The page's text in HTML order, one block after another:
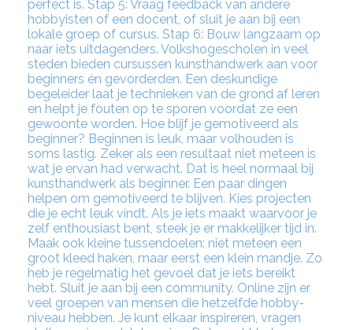
perfect is. Stap 5: Vraag feedback van andere
hobbyisten of een docent, of sluit je aan bij een
lokale groep of cursus. Stap 6: Bouw langzaam op
naar iets uitdagenders. Volkshogescholen in veel
steden bieden cursussen kunsthandwerk aan voor
beginners én gevorderden. Een deskundige
begeleider laat je technieken van de grond af leren
en helpt je fouten op te sporen voordat ze een
gewoonte worden. Hoe blijf je gemotiveerd als
beginner? Beginnen is leuk, maar volhouden is
soms lastig. Zeker als een resultaat niet meteen is
wat je ervan had verwacht. Dat is heel normaal bij
kunsthandwerk als beginner. Een paar dingen
helpen om gemotiveerd te blijven. Kies projecten
die je echt leuk vindt. Als je iets maakt waarvoor je
zelf enthousiast bent, steek je er makkelijker tijd in.
Maak ook kleine tussendoelen: niet meteen een
groot kleed haken, maar eerst een klein mandje. Zo
heb je regelmatig het gevoel dat je iets bereikt
hebt. Sluit je aan bij een community. Online zijn er
veel groepen van mensen die hetzelfde hobby-
niveau hebben. Je kunt elkaar inspireren, vragen